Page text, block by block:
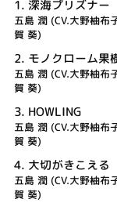
1. 深海プリズナー
五島 潤 (CV.大野柚布
賀 葵)
2. モノクローム果
五島 潤 (CV.大野柚布
賀 葵)
3. HOWLING
五島 潤 (CV.大野柚布
賀 葵)
4. 大切がきこえる
五島 潤 (CV.大野柚布
賀 葵)